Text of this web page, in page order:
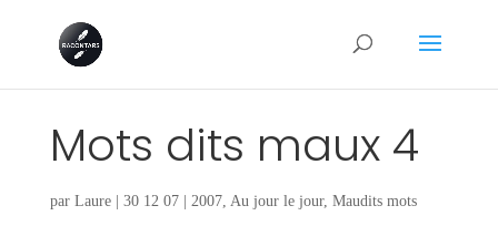
Mots dits maux 4
par Laure| 30 12 07| 2007, Au jour le jour, Maudits mots